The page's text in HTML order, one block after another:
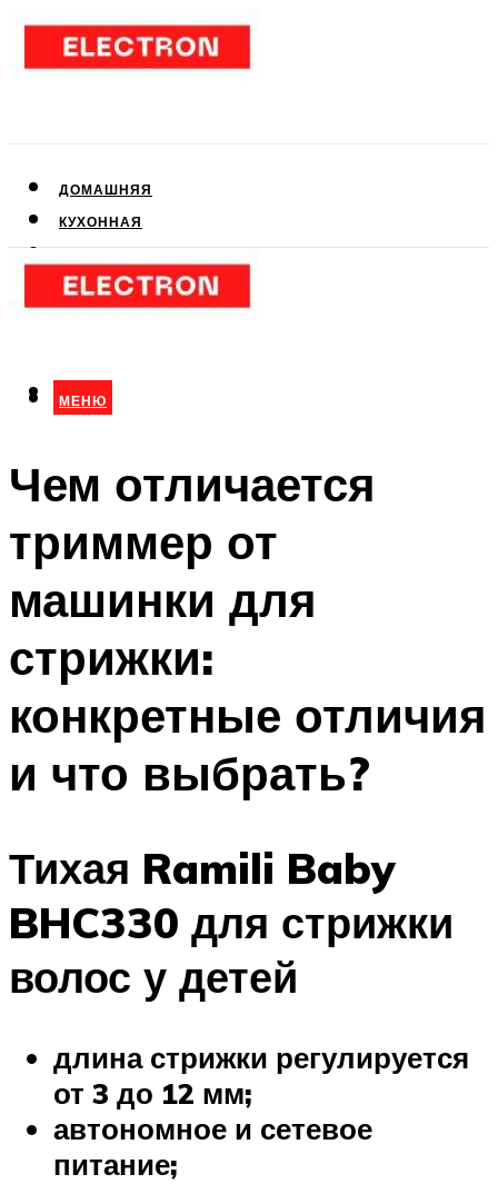
ДОМАШНЯЯ
КУХОННАЯ
КЛИМАТИЧЕСКАЯ
МЕНЮ
МЕНЮ
Чем отличается
триммер от
машинки для
стрижки:
конкретные отличия
и что выбрать?
Тихая Ramili Baby
BHC330 для стрижки
волос у детей
длина стрижки регулируется
от 3 до 12 мм;
автономное и сетевое
питание;